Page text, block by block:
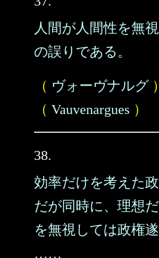
人間が人間性を無
の誤りである。
（ ヴォーヴナルグ）
（ Vauvenargues ）
38.
効率だけを考えた
だが同時に、理想
を無視しては政権
……